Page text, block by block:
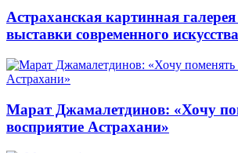
Астраханская картинная
выставки современного искусства
Марат Джамалетдинов: «Хочу
восприятие Астрахани»